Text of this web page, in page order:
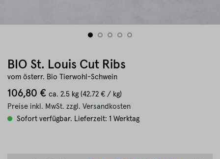
BIO St. Louis Cut Ribs
vom österr. Bio Tierwohl-Schwein
106,80 € ca. 2.5 kg (42.72 € / kg)
Preise inkl. MwSt. zzgl. Versandkosten
Sofort verfügbar. Lieferzeit: 1 Werktag